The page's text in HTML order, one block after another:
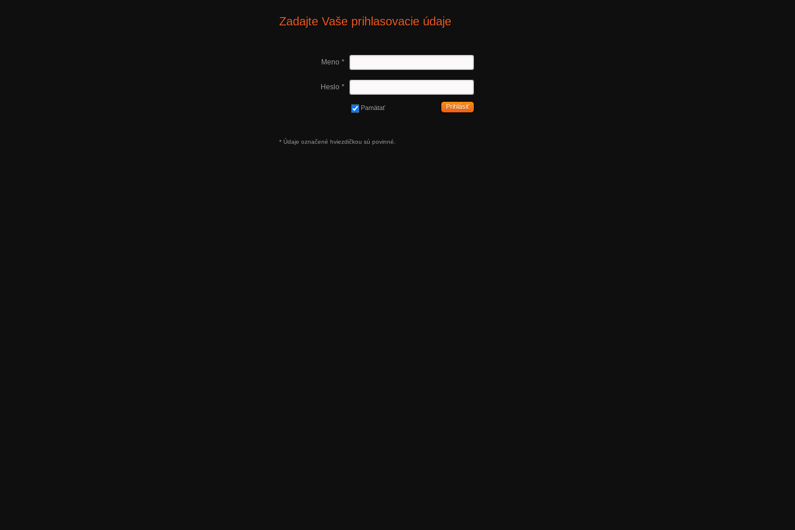
Zadajte Vaše prihlasovacie údaje
Meno *
Heslo *
Prihlásiť
Pamätať
* Údaje označené hviezdičkou sú povinné.